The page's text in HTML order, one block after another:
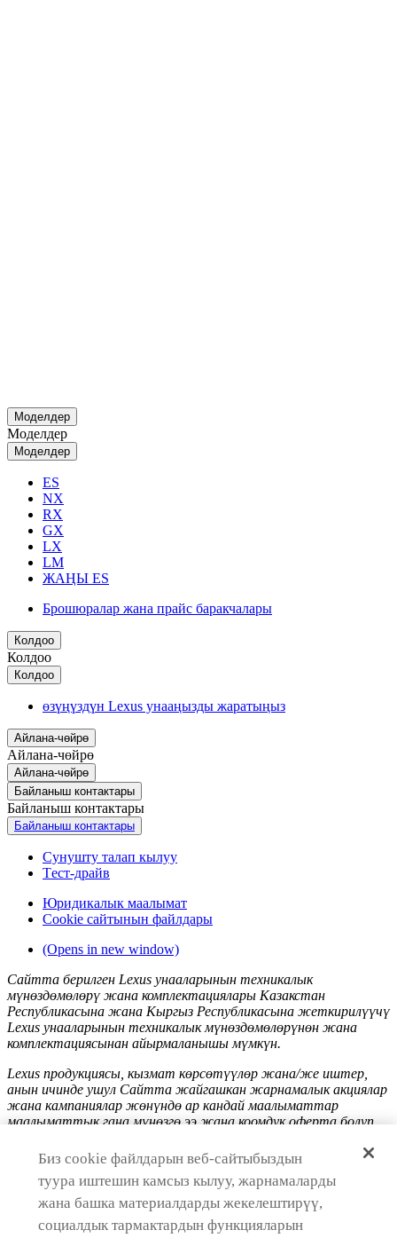
Моделдер
Моделдер
Моделдер
ES
NX
RX
GX
LX
LM
ЖАҢЫ ES
Брошюралар жана прайс баракчалары
Колдоо
Колдоо
Колдоо
өзүңүздүн Lexus унааңызды жаратыңыз
Айлана-чөйрө
Айлана-чөйрө
Айлана-чөйрө
Байланыш контактары
Байланыш контактары
Байланыш контактары
Сунушту талап кылуу
Tест-драйв
Юридикалык маалымат
Сookie сайтынын файлдары
(Opens in new window)
Сайтта берилген Lexus унааларынын техникалык
мүнөздөмөлөрү жана комплектациялары Казакстан
Республикасына жана Кыргыз Республикасына жеткирилүүчү
Lexus унааларынын техникалык мүнөздөмөлөрүнөн жана
комплектациясынан айырмаланышы мүмкүн.
Lexus продукциясы, кызмат көрсөтүүлөр жана/же иштер,
анын ичинде ушул Сайтта жайгашкан жарнамалык акциялар
жана кампаниялар жөнүндө ар кандай маалыматтар
маалыматтык гана мүнөзгө ээ жана коомдук оферта болуп
иштерди аткаруу үчүн акыркы коммерциялык, финансылык
жана башка шарттарды алуу үчүн Казакстан
Республикасынын жана Кыргыз Республикасынын Lexus
расмий ыйгарым укуктуу дилерлерине кайрылуу керек.
Биз cookie файлдарын веб-сайтыбыздын
туура иштешин камсыз кылуу, жарнамаларды
жана башка материалдарды жекелештирүү,
социалдык тармактардын функцияларын